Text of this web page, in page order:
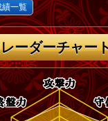
績一覧
ーダーチャー